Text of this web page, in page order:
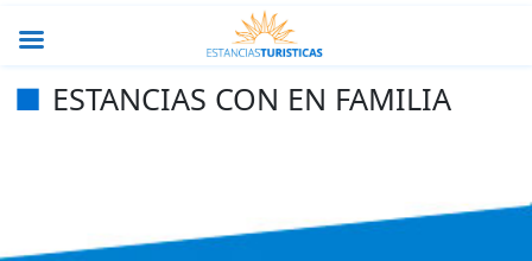
ESTANCIAS CON EN FAMILIA